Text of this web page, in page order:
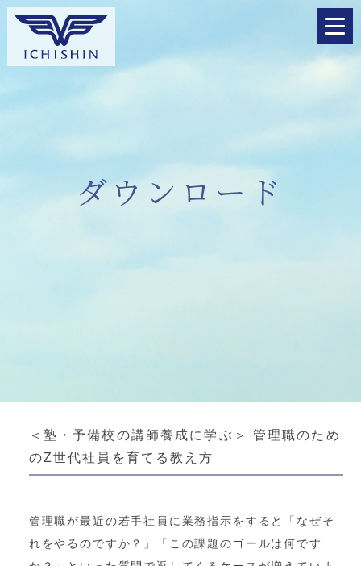
ダウンロード
＜塾・予備校の講師養成に学ぶ＞ 管理職のため
のZ世代社員を育てる教え方
管理職が最近の若手社員に業務指示をすると「なぜそ
れをやるのですか？」「この課題のゴールは何です